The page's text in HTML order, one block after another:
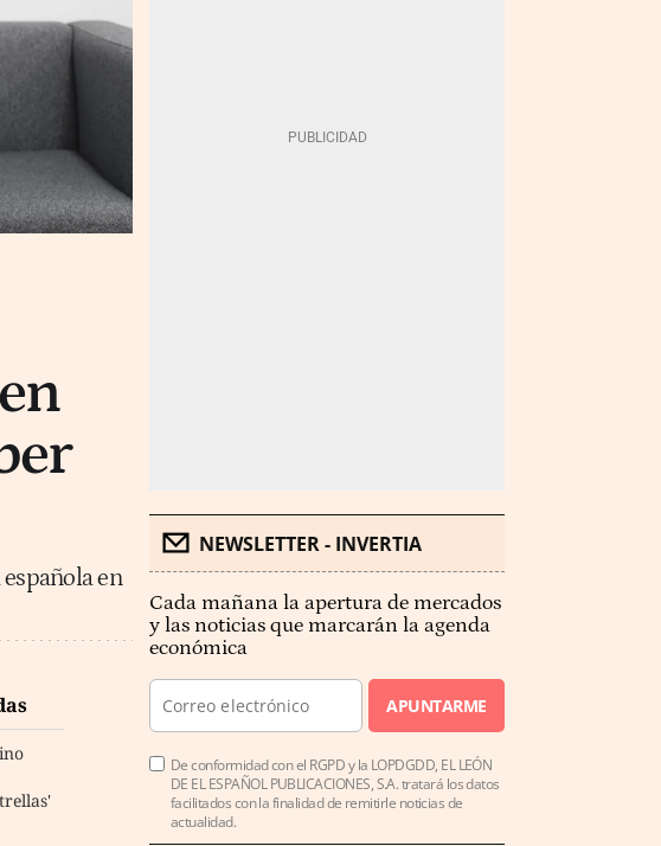
en
NEWSLETTER - INVERTIA
Cada mañana la apertura de mercados
y las noticias que marcarán la agenda
económica
APUNTARME
De conformidad con el RGPD y la LOPDGDD, EL LEÓN
DE EL ESPAÑOL PUBLICACIONES, S.A. tratará los datos
facilitados con la finalidad de remitirle noticias de
actualidad.